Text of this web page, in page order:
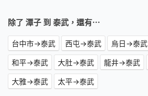
除了 潭子 到 泰武，還有⋯
台中市→泰武 西屯→泰武 烏日→泰武
和平→泰武
大肚→泰武 龍井→泰武
大雅→泰武
太平→泰武